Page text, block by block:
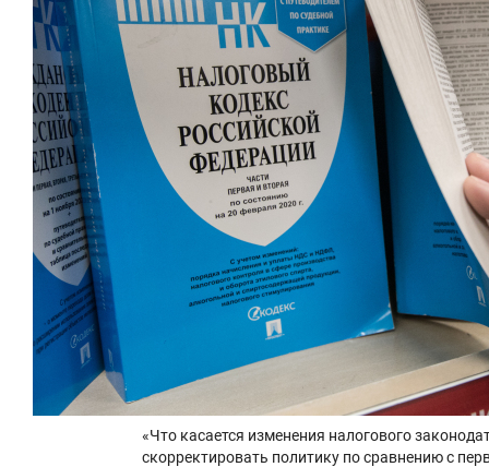
«Что касается изменения налогового
скорректировать политику по сравнению с